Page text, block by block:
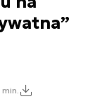
min.